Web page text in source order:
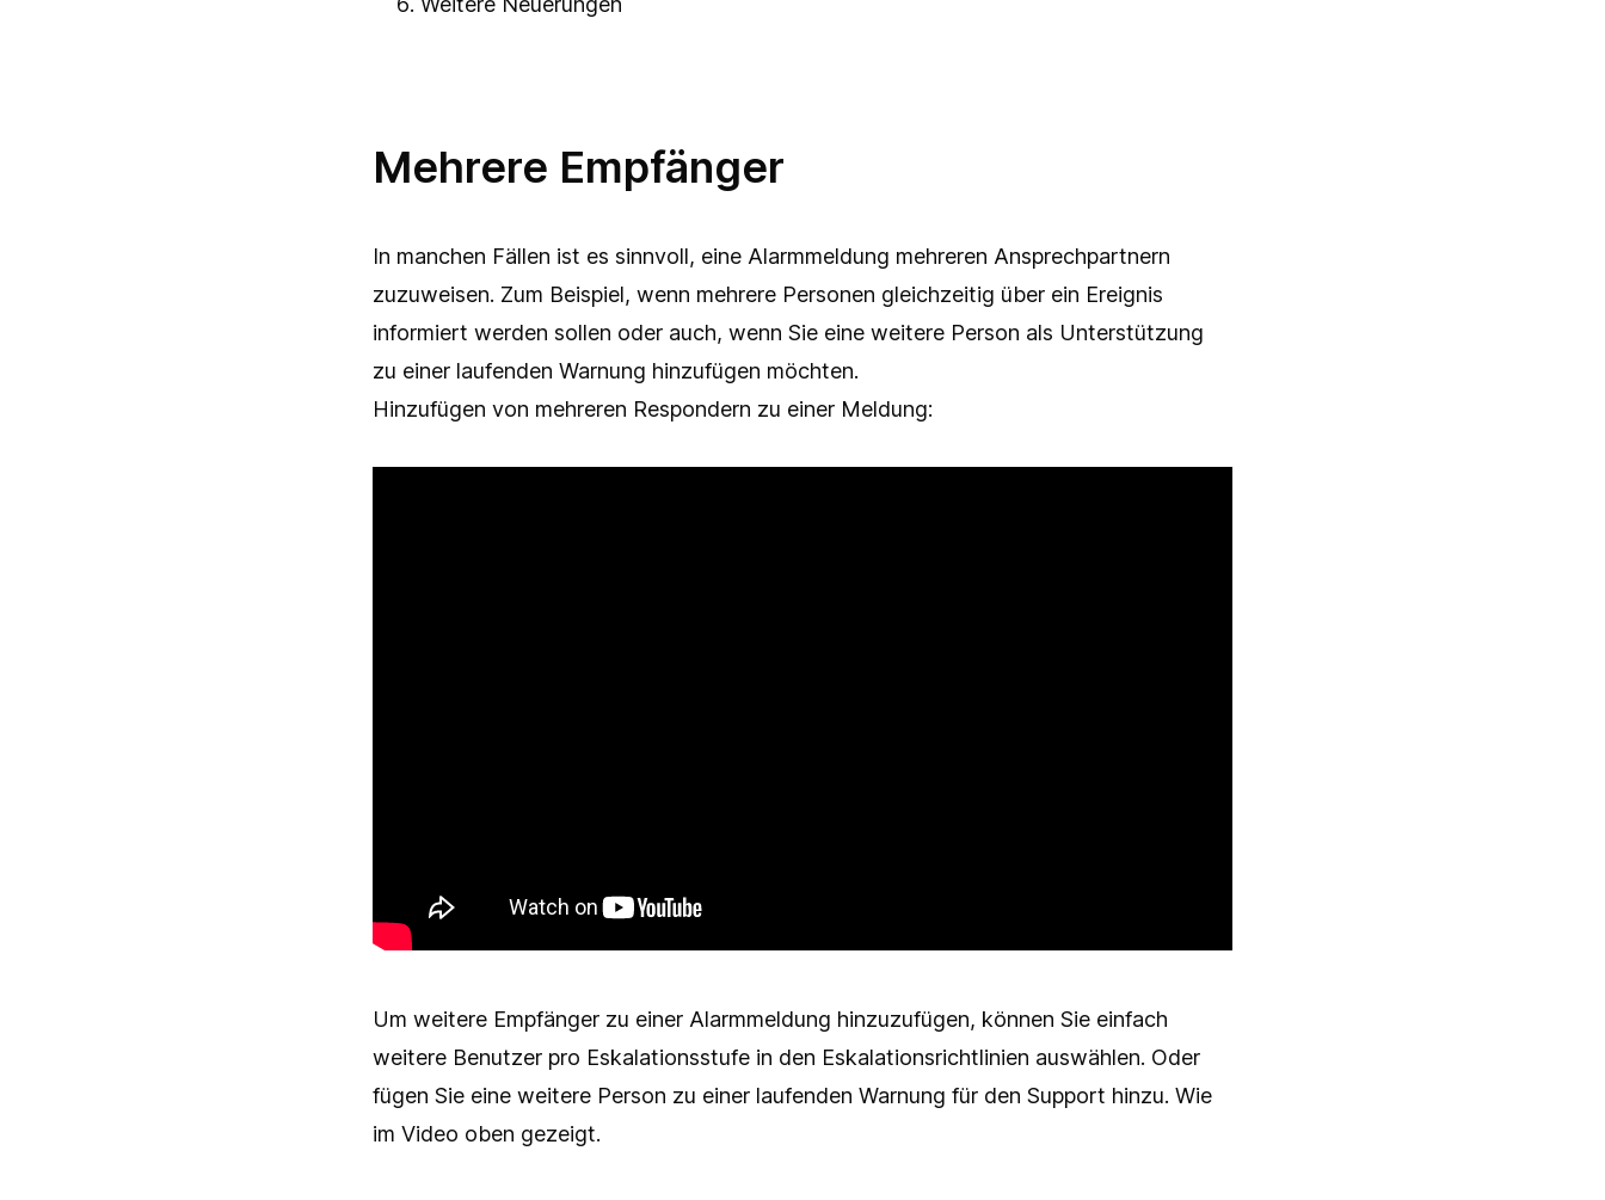
Mehrere Empfänger
In manchen Fällen ist es sinnvoll, eine Alarmmeldung mehreren Ansprechpartnern
zuzuweisen. Zum Beispiel, wenn mehrere Personen gleichzeitig über ein Ereignis
informiert werden sollen oder auch, wenn Sie eine weitere Person als Unterstützung
zu einer laufenden Warnung hinzufügen möchten.
Hinzufügen von mehreren Respondern zu einer Meldung:
Um weitere Empfänger zu einer Alarmmeldung hinzuzufügen, können Sie einfach
weitere Benutzer pro Eskalationsstufe in den Eskalationsrichtlinien auswählen. Oder
fügen Sie eine weitere Person zu einer laufenden Warnung für den Support hinzu. Wie
im Video oben gezeigt.